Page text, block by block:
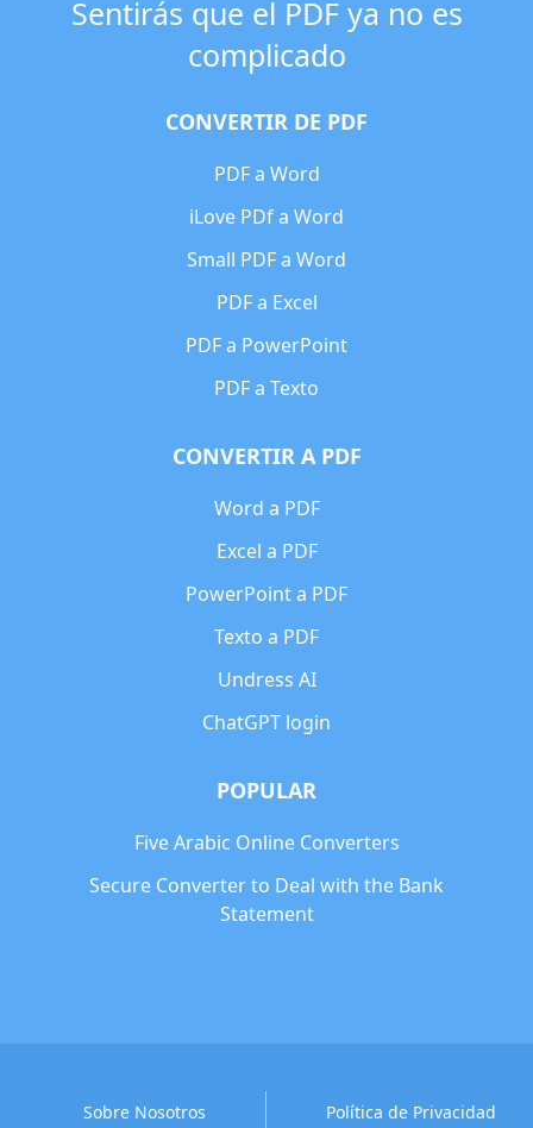
Sentirás que el PDF ya no es
complicado
CONVERTIR DE PDF
PDF a Word
iLove PDf a Word
Small PDF a Word
PDF a Excel
PDF a PowerPoint
PDF a Texto
CONVERTIR A PDF
Word a PDF
Excel a PDF
PowerPoint a PDF
Texto a PDF
Undress AI
ChatGPT login
POPULAR
Five Arabic Online Converters
Secure Converter to Deal with the Bank
Statement
Sobre Nosotros Política de Privacidad